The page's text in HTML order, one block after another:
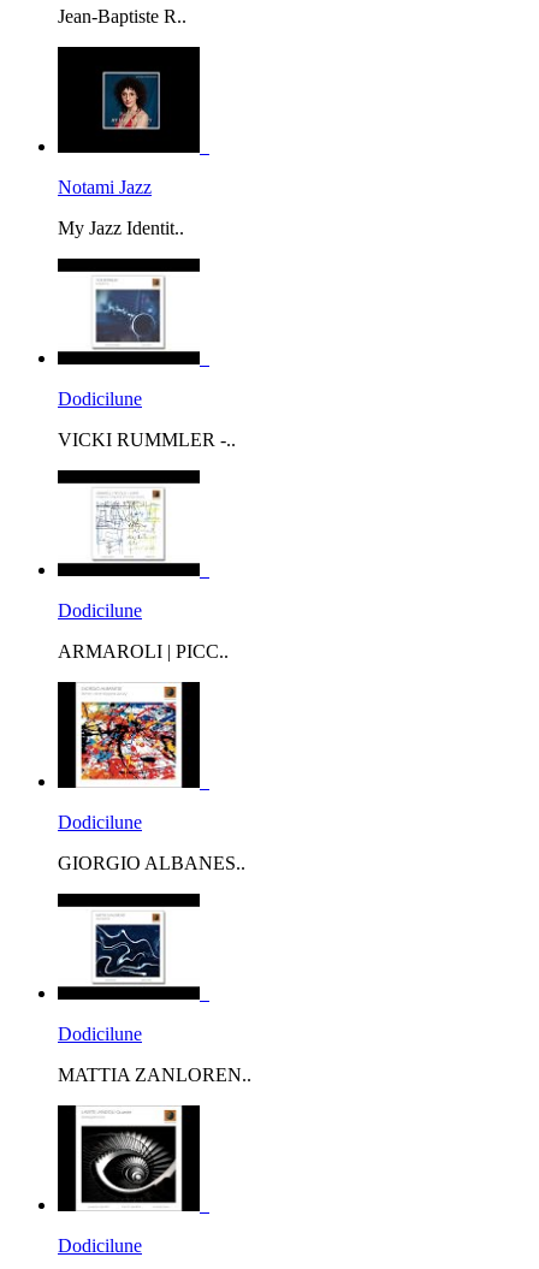
Jean-Baptiste R..
Notami Jazz
My Jazz Identit..
Dodicilune
VICKI RUMMLER -..
Dodicilune
ARMAROLI | PICC..
Dodicilune
GIORGIO ALBANES..
Dodicilune
MATTIA ZANLOREN..
Dodicilune